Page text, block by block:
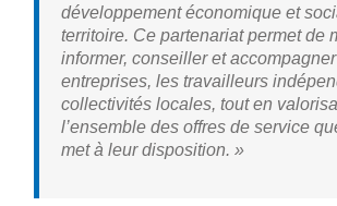
développement économique et
territoire. Ce partenariat permet de
informer, conseiller et
entreprises, les travailleurs
collectivités locales, tout en
l’ensemble des offres de service
met à leur disposition. »